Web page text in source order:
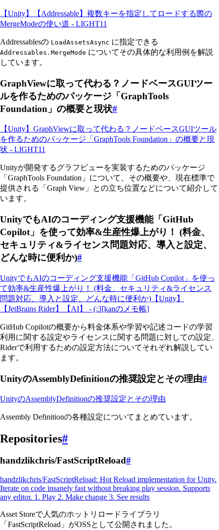
【Unity】【Addressable】複数キーを指定してロードする際の
MergeModeの使い道 - LIGHT11
Addressablesの LoadAssetsAsync に指定できる
Addressables.MergeMode についてその具体的な利用例を解説
しています。
GraphViewに取って代わる？ノードベースGUIツー
ルを作るためのパッケージ「GraphTools
Foundation」の概要と現状#
【Unity】GraphViewに取って代わる？ノードベースGUIツール
を作るためのパッケージ「GraphTools Foundation」の概要と現
状 - LIGHT11
Unityが開発するグラフビューを実装するためのパッケージ
「GraphTools Foundation」について、その概要や、現在標準で
提供される「Graph View」との立ち位置などについて紹介して
います。
UnityでもAIのコーディング支援機能「GitHub
Copilot」を使って効率&生産性爆上がり！ (料金、
セキュリティ&ライセンス問題対応、導入と設定、
どんな時に便利か)#
UnityでもAIのコーディング支援機能「GitHub Copilot」を使っ
て効率&生産性爆上がり！ (料金、セキュリティ&ライセンス
問題対応、導入と設定、どんな時に便利か)【Unity】
【JetBrains Rider】【AI】 - (:3[kanのメモ帳]
GitHub Copilotの概要から料金体系や学習や記述コードの学習
利用に関する設定やライセンスに関する問題に対しての設定、
Riderで利用するための設定方法についてそれぞれ解説してい
ます。
UnityのAssemblyDefinitionの推奨設定とその理由#
UnityのAssemblyDefinitionの推奨設定とその理由
Assembly Definitionの各種設定についてまとめています。
Repositories#
handzlikchris/FastScriptReload#
handzlikchris/FastScriptReload: Hot Reload implementation for Unity.
Iterate on code insanely fast without breaking play session. Supports
any editor. 1. Play 2. Make change 3. See results
Asset Storeで人気のホットリロードライブラリ
「FastScriptReload」がOSSとして公開されました。